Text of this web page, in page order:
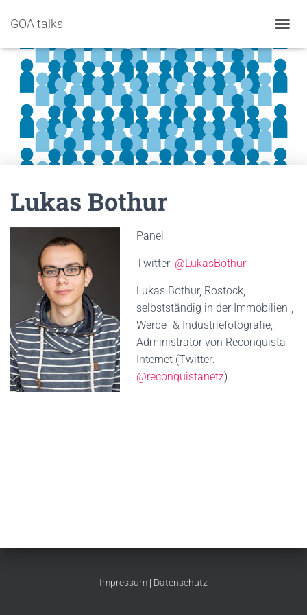
GOA talks
Lukas Bothur
Panel
Twitter: @LukasBothur
Lukas Bothur, Rostock,
selbstständig in der Immobilien-,
Werbe- & Industriefotografie,
Administrator von Reconquista
Internet (Twitter:
@reconquistanetz)
Impressum | Datenschutz